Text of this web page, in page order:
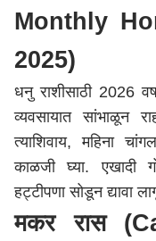
Monthly
2025)
धनुराशीसाठी 2026
व्यवसायात सांभाळून
त्याशिवाय,महिना
काळजीघ्या. एखादी
हट्टीपणा सोडून द्यावा
मकर रास (